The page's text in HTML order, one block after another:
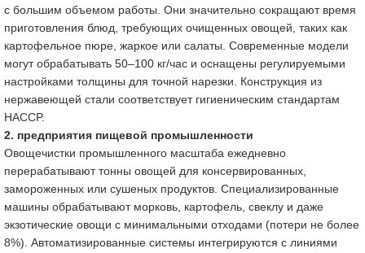
с большим объемом работы. Они значительно сокращают время
приготовления блюд, требующих очищенных овощей, таких как
картофельное пюре, жаркое или салаты. Современные модели
могут обрабатывать 50–100 кг/час и оснащены регулируемыми
настройками толщины для точной нарезки. Конструкция из
нержавеющей стали соответствует гигиеническим стандартам
HACCP.
2. предприятия пищевой промышленности
Овощечистки промышленного масштаба ежедневно
перерабатывают тонны овощей для консервированных,
замороженных или сушеных продуктов. Специализированные
машины обрабатывают морковь, картофель, свеклу и даже
экзотические овощи с минимальными отходами (потери не более
8%). Автоматизированные системы интегрируются с линиями